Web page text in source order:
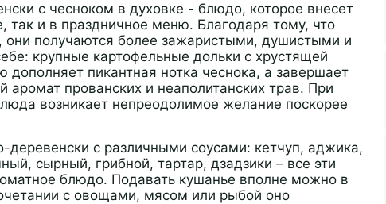
с чесноком в духовке - блюдо, которое внесет
так и в праздничное меню. Благодаря тому, что
они получаются более зажаристыми, душистыми и
крупные картофельные дольки с хрустящей
дополняет пикантная нотка чеснока, а завершает
прованских и неаполитанских трав. При
возникает непреодолимое желание поскорее
деревенски с различными соусами: кетчуп, аджика,
сырный, грибной, тартар, дзадзики – все эти
блюдо. Подавать кушанье вполне можно в
с овощами, мясом или рыбой оно